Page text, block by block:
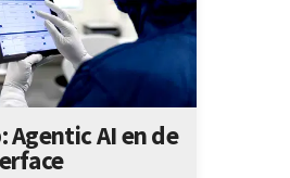
Agentic AI en de